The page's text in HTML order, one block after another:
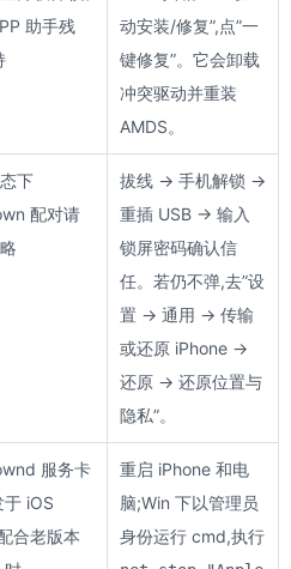
助手残
动安装/修复”,点”一
键修复”。它会卸载
冲突驱动并重装
AMDS。
下
配对请
拔线 → 手机解锁 →
重插 USB → 输入
锁屏密码确认信
任。若仍不弹,去”设
置 → 通用 → 传输
或还原 iPhone →
还原 → 还原位置与
隐私”。
服务卡
iOS
合老版本
重启 iPhone 和电
脑;Win 下以管理员
身份运行 cmd,执行